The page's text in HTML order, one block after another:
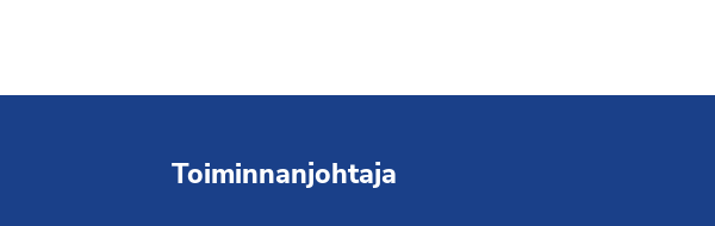
Toiminnanjohtaja